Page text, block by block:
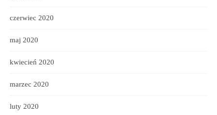
czerwiec 2020
maj 2020
kwiecień 2020
marzec 2020
luty 2020